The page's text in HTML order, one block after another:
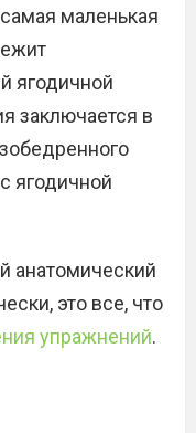
маленькая
ягодичной
заключается в
ягодичной
анатомический
это все, что
упражнений.